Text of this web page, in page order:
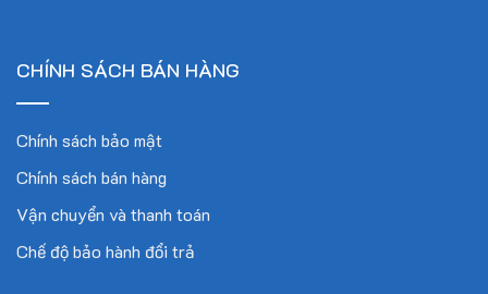
CHÍNH SÁCH BÁN HÀNG
Chính sách bảo mật
Chính sách bán hàng
Vận chuyển và thanh toán
Chế độ bảo hành đổi trả